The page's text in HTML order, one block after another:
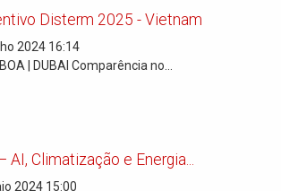
Disterm 2025 - Vietnam
2024 16:14
| DUBAI Comparência no...
AI, Climatização e Energia...
2024 15:00